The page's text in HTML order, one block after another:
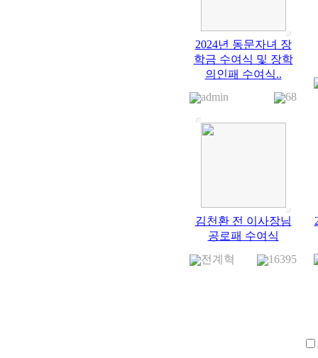
2024년 동문자녀 장
학금 수여식 및 장학
의인패 수여식..
admin
68
김천환 전 이사장님
공로패 수여식
전계혁
16395